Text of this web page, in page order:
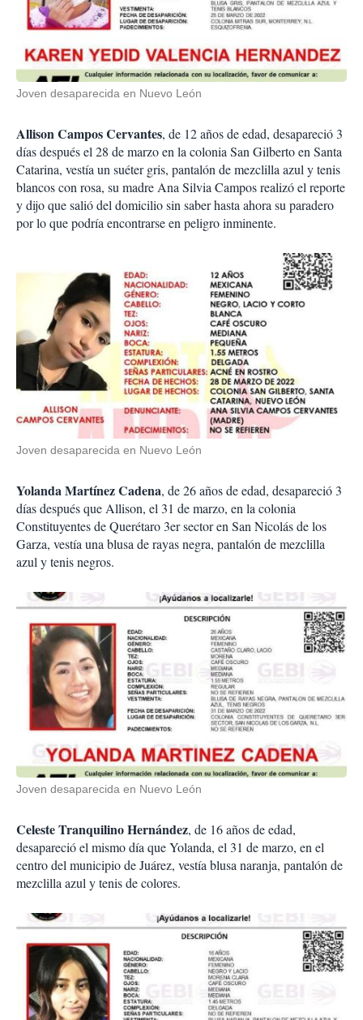
Joven desaparecida en Nuevo León
Allison Campos Cervantes, de 12 años de edad, desapareció 3
días después el 28 de marzo en la colonia San Gilberto en Santa
Catarina, vestía un suéter gris, pantalón de mezclilla azul y tenis
blancos con rosa, su madre Ana Silvia Campos realizó el reporte
y dijo que salió del domicilio sin saber hasta ahora su paradero
por lo que podría encontrarse en peligro inminente.
Joven desaparecida en Nuevo León
Yolanda Martínez Cadena, de 26 años de edad, desapareció 3
días después que Allison, el 31 de marzo, en la colonia
Constituyentes de Querétaro 3er sector en San Nicolás de los
Garza, vestía una blusa de rayas negra, pantalón de mezclilla
azul y tenis negros.
Joven desaparecida en Nuevo León
Celeste Tranquilino Hernández, de 16 años de edad,
desapareció el mismo día que Yolanda, el 31 de marzo, en el
centro del municipio de Juárez, vestía blusa naranja, pantalón de
mezclilla azul y tenis de colores.